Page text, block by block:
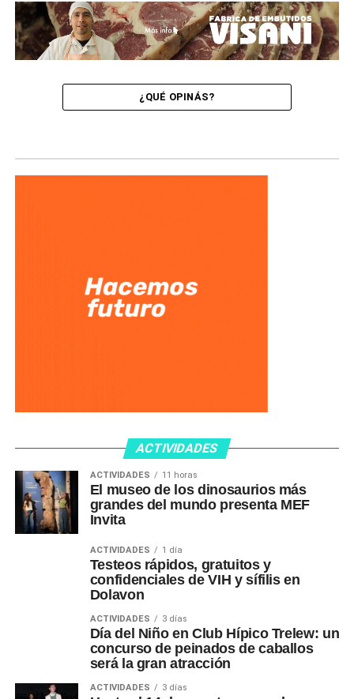
¿QUÉ OPINÁS?
ACTIVIDADES
ACTIVIDADES 11 horas
El museo de los dinosaurios más
grandes del mundo presenta MEF
Invita
ACTIVIDADES 1 día
Testeos rápidos, gratuitos y
confidenciales de VIH y sífilis en
Dolavon
ACTIVIDADES 3 días
Día del Niño en Club Hípico Trelew: un
concurso de peinados de caballos
será la gran atracción
ACTIVIDADES 3 días